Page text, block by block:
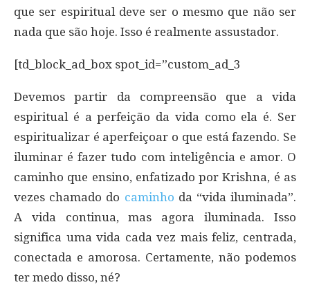
que ser espiritual deve ser o mesmo que não ser
nada que são hoje. Isso é realmente assustador.
[td_block_ad_box spot_id=”custom_ad_3
Devemos partir da compreensão que a vida
espiritual é a perfeição da vida como ela é. Ser
espiritualizar é aperfeiçoar o que está fazendo. Se
iluminar é fazer tudo com inteligência e amor. O
caminho que ensino, enfatizado por Krishna, é as
vezes chamado do caminho da “vida iluminada”.
A vida continua, mas agora iluminada. Isso
significa uma vida cada vez mais feliz, centrada,
conectada e amorosa. Certamente, não podemos
ter medo disso, né?